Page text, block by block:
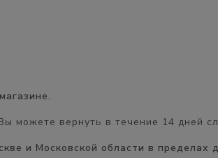
можете вернуть в течение 14 дней
и Московской области в